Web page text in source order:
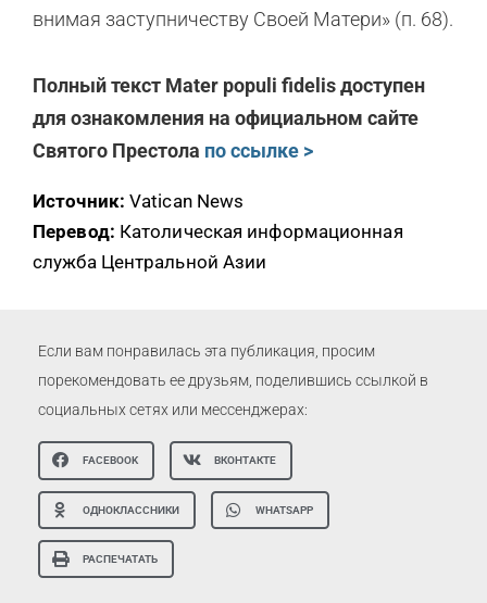
внимая заступничеству Своей Матери» (п. 68).
Полный текст Mater populi fidelis доступен
для ознакомления на официальном сайте
Святого Престола по ссылке >
Источник: Vatican News
Перевод: Католическая информационная
служба Центральной Азии
Если вам понравилась эта публикация, просим
порекомендовать ее друзьям, поделившись ссылкой в
социальных сетях или мессенджерах:
FACEBOOK ВКОНТАКТЕ
ОДНОКЛАССНИКИ WHATSAPP
РАСПЕЧАТАТЬ